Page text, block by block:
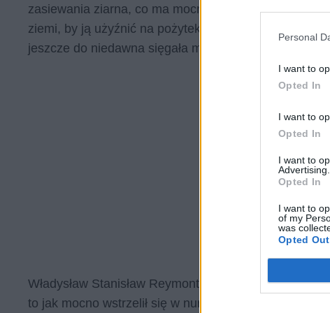
Personal
I want to
Opted In
I want to
Opted In
I want to
Advertising.
Opted In
I want to
of my
was
Opted Out
zasiewania ziarna, co ma mocny eschatologiczny
ziemi, by ją użyźnić na pożytek kolejnych pokoleń. To
jeszcze do niedawna sięgała mitologizacja
Władysław Stanisław Reymont za swoją powieść
to jak mocno wstrzelił się w nurt swojej epoki. W